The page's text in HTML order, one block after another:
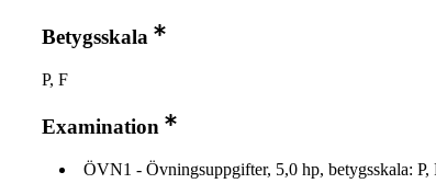
Betygsskala
P, F
Examination
ÖVN1 - Övningsuppgifter, 5,0 hp, betygsskala: P,